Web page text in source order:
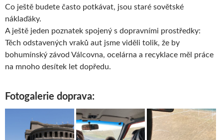
Co ještě budete často potkávat, jsou staré sovětské
náklaďáky.
A ještě jeden poznatek spojený s dopravními prostředky:
Těch odstavených vraků aut jsme viděli tolik, že by
bohumínský závod Válcovna, ocelárna a recyklace měl práce
na mnoho desítek let dopředu.
Fotogalerie doprava: